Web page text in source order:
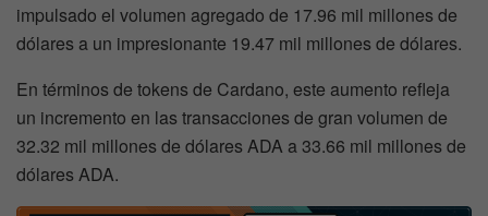
impulsado el volumen agregado de 17.96 mil millones de
dólares a un impresionante 19.47 mil millones de dólares.
En términos de tokens de Cardano, este aumento refleja
un incremento en las transacciones de gran volumen de
32.32 mil millones de dólares ADA a 33.66 mil millones de
dólares ADA.